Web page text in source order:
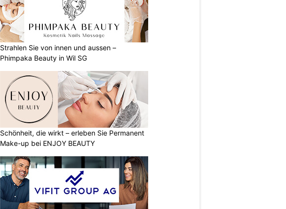
Strahlen Sie von innen und aussen –
Phimpaka Beauty in Wil SG
Schönheit, die wirkt – erleben Sie Permanent
Make-up bei ENJOY BEAUTY